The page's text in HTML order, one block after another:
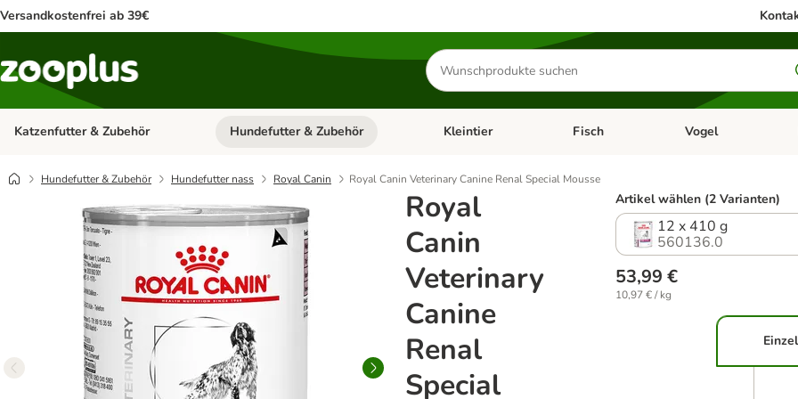
Versandkostenfrei ab 39€
Produkte
suchen
Katzenfutter & Zubehör Kategorie-Menü öffnen: Katzenfutter & Zubehör
Hundefutter & Zubehör Kategorie-Menü öffnen: Hundefutter & Zubehör
Kleintier Kategorie-Menü öffnen: Kleintier
Fisch Kategorie-Menü
Vogel
Hundefutter & Zubehör Hundefutter nass Royal Canin Royal Canin Veterinary Canine Renal Special Mousse
Royal
Canin
Veterinary
Canine
Renal
Special
Artikel wählen (2 Varianten)
12 x 410 g
560136.0
53,99 €
10,97 € / kg